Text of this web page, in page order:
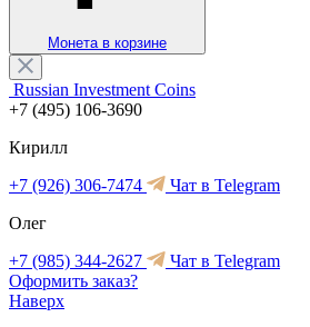
Монета в корзине
Russian Investment Coins
+7 (495) 106-3690
Кирилл
+7 (926) 306-7474
Чат в Telegram
Олег
+7 (985) 344-2627
Чат в Telegram
Оформить заказ?
Наверх